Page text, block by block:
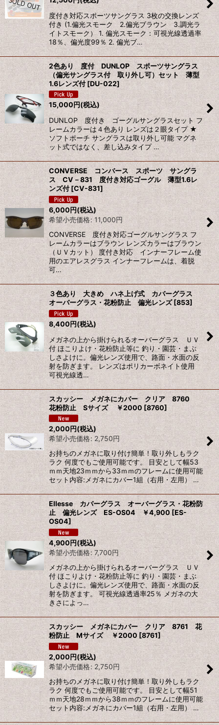
度付き対応スポーツサングラス 3枚の交換レンズ
付き (1.偏光スモーク 2.偏光ブラウン 3.調光ラ
イトスモーク） 1. 偏光スモーク：可視光線透過率
18％、偏光度99％ 2. 偏光ブ…
2色あり 度付 DUNLOP スポーツサングラス
（偏光サングラス付 取り外し可）セット 薄型
1.6レンズ付 [DU-022]
15,000円(税込)
DUNLOP 度付き ゴーグルサングラスセット フ
レームカラーは４色あり レンズは２眼タイプ ★
ソフトポーチ サングラスは取り外し可能 マグネ
ット式ではなく、差し込みタイプ …
CONVERSE コンバース スポーツ サングラ
ス CV－831 度付き対応ゴーグル 薄型1.6レ
ンズ付 [CV-831]
6,000円(税込)
希望小売価格: 11,000円
CONVERSE 度付き対応ゴーグルサングラス フ
レームカラーはブラウン レンズカラーはブラウン
（ＵＶカット） 度付き対応 インナーフレーム使
用のエアレスグラス インナーフレームは、着脱
可…
３色あり 大きめ ハネ上げ式 カバーグラス
オーバーグラス・花粉防止 偏光レンズ[853]
8,400円(税込)
メガネの上から掛けられるオーバーグラス ＵＶ
付 ほこりよけ・花粉防止等に 釣り・園芸・まぶ
しさよけに。偏光レンズ使用で、路面・水面の反
射を防ぎます。 レンズはポリカーボネイト使用
可視光線透…
スカッシー メガネにカバー クリア 8760
花粉防止 Sサイズ ￥2000 [8760]
2,000円(税込)
希望小売価格: 2,750円
お持ちのメガネに取り付け簡単！取り外しもラク
ラク 何度でもご使用可能です。 目安として幅53
ｍｍ天地23ｍｍから33ｍｍのフレームに使用可能
セット内容:メガネにカバー1組（右用・左用） …
Ellesse カバーグラス オーバーグラス・花粉防
止 偏光レンズ ES-OS04 ￥4,900 [ES-
OS04]
4,900円(税込)
希望小売価格: 7,700円
メガネの上から掛けられるオーバーグラス ＵＶ
付 ほこりよけ・花粉防止等に 釣り・園芸・まぶ
しさよけに。偏光レンズ使用で、路面・水面の反
射を防ぎます。 可視光線透過率25％ メガネの大
きさによっ…
スカッシー メガネにカバー クリア 8761 花
粉防止 Mサイズ ￥2000 [8761]
2,000円(税込)
希望小売価格: 2,750円
お持ちのメガネに取り付け簡単！取り外しもラク
ラク 何度でもご使用可能です。 目安として幅51
ｍｍ天地28ｍｍから38ｍｍのフレームに使用可能
セット内容:メガネにカバー1組（右用・左用） …